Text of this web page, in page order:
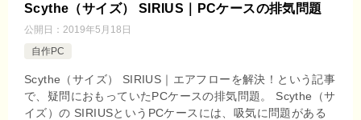
Scythe（サイズ） SIRIUS｜PCケースの排気問題
公開日： 2019年5月18日
自作PC
Scythe（サイズ） SIRIUS｜エアフローを解決！という記事
で、疑問におもっていたPCケースの排気問題。 Scythe（サ
イズ）の SIRIUSというPCケースには、吸気に問題がある